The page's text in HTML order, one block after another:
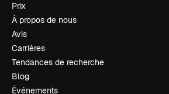
Prix
À propos de nous
Avis
Carrières
Tendances de recherche
Blog
Événements